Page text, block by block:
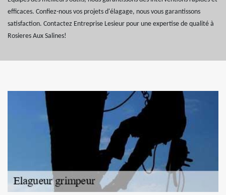
efficaces. Confiez-nous vos projets d'élagage, nous vous garantissons
satisfaction. Contactez Entreprise Lesieur pour une expertise de qualité à
Rosieres Aux Salines!